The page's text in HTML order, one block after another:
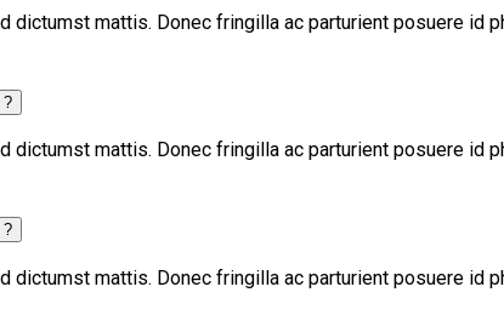
dictumst mattis. Donec fringilla ac parturient posuere id
?
dictumst mattis. Donec fringilla ac parturient posuere id
?
dictumst mattis. Donec fringilla ac parturient posuere id